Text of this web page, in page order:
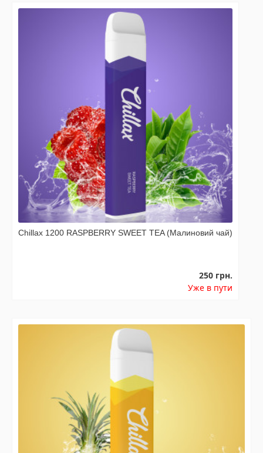
Chillax 1200 RASPBERRY SWEET TEA (Малиновий чай)
250 грн.
Уже в пути